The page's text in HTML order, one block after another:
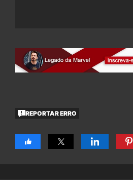
REPORTAR ERRO